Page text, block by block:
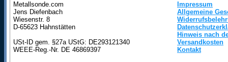
Metallsonde.com
Jens Diefenbach
Wiesenstr. 8
D-65623 Hahnstätten
USt-ID gem. §27a UStG: DE293121340
WEEE-Reg.-Nr. DE 46869397
Impressum
Allgemeine
Hinweis nach
Versandkosten
Kontakt